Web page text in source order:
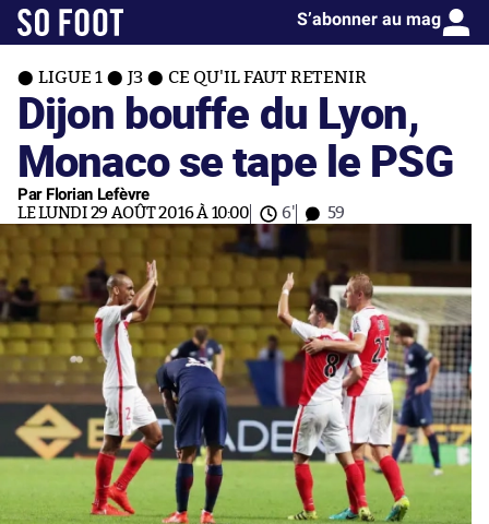
S’abonner au mag
LIGUE 1 J3 CE QU'IL FAUT RETENIR
Dijon bouffe du Lyon,
Monaco se tape le PSG
Par Florian Lefèvre
LE LUNDI 29 AOÛT 2016 À 10:00 6' 59